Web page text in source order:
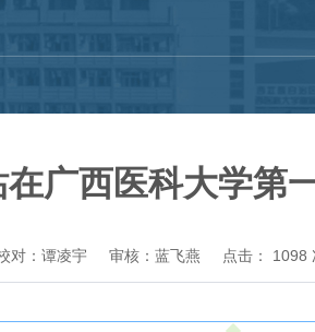
广西医科大学第
对：谭凌宇 审核：蓝飞燕 点击： 1098